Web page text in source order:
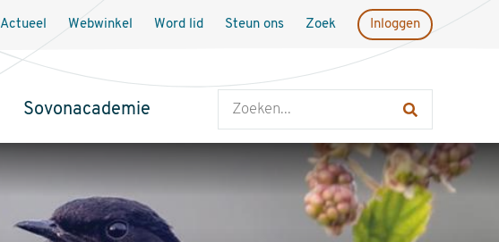
Sovonacademie
Actueel Webwinkel Word lid Steun ons Zoek Inloggen